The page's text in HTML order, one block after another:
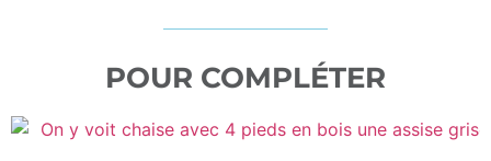
POUR COMPLÉTER